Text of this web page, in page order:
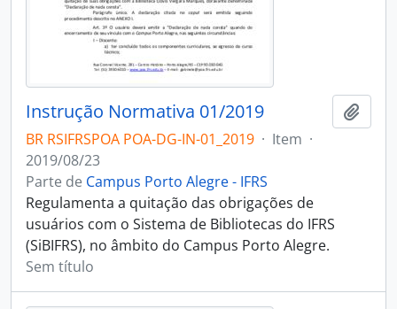
Instrução Normativa 01/2019
BR RSIFRSPOA POA-DG-IN-01_2019 · Item ·
2019/08/23
Parte de Campus Porto Alegre - IFRS
Regulamenta a quitação das obrigações de
usuários com o Sistema de Bibliotecas do IFRS
(SiBIFRS), no âmbito do Campus Porto Alegre.
Sem título